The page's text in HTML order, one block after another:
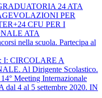
24 ATA
PER
CFU PER I
ATA
nella scuola. Partecipa al
I: CIRCOLARE A
Al Dirigente Scolastico.
Meeting Internazionale
4 al 5 settembre 2020. IN